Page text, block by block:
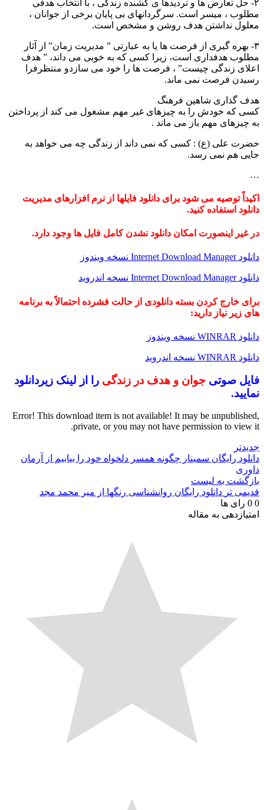
۲- حل تعارض ها و تردیدها ی کشنده زندگی ، با انتخاب هدفی
مطلوب ، میسر است. سرگردان‎های بی پایان برخی از جوانان ،
معلول نداشتن هدف روشن و مشخص است.
۳- بهره گیری از فرصت ها یا به عبارتی ” مدیریت زمان” از آثار
مطلوب هدفداری است، زیرا کسی که به خوبی می داند، ” هدف
اعلای زندگی چیست” ، فرصت ها را خود می سازدو منتظرفرا
رسیدن فرصت نمی ماند.
هدف گذاری شاهین فرهنگ
کسی که خودش را به چیزهای غیر مهم مشغول می کند از پرداختن
به چیزهای مهم باز می ماند .
حضرت علی (ع) : کسی که نمی داند از زندگی چه می خواهد به
جایی هم نمی رسد.
…
اکیداً توصیه می شود برای دانلود فایلها از نرم افزارهای مدیریت
دانلود استفاده کنید.
در غیر اینصورت امکان دانلود نشدن کامل فایل ها وجود دارد.
دانلود Internet Download Manager نسخه ویندوز
دانلود Internet Download Manager نسخه اندروید
برای خارج کردن بسته دانلودی از حالت فشرده احتمالاً به برنامه
های زیر نیاز دارید:
دانلود WINRAR نسخه ویندوز
دانلود WINRAR نسخه اندروید
فایل صوتی جوان و هدف در زندگی را از لینک زیر دانلود
نمایید.
Error! This download item is not available! It may be unpublished,
private, or you may not have permission to view it.
جدیدتر
دانلود رایگان سمینار چگونه همسر دلخواه خود را بیابیم از آرمان
داوری
بازگشت به لیست
قدیمی تر دانلود رایگان روانشناسی رنگها از میر محمد مجد
0
0 رای ها
امتیازدهی به مقاله